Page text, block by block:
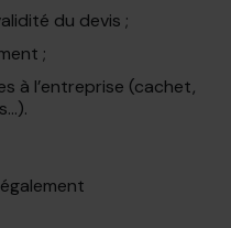
du devis ;
;
à l’entreprise (cachet,